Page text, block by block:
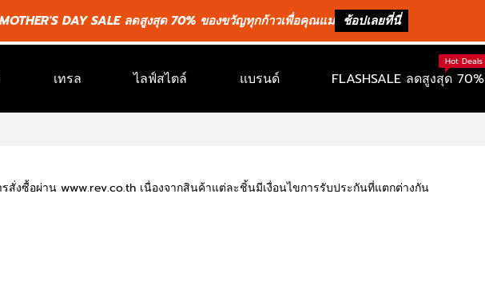
MOTHER'S DAY SALE ลดสูงสุด 70% ของขวัญทุกก้าวเพื่อคุณแม่ ช้อปเลยที่นี่
เทรล ไลฟ์สไตล์ แบรนด์ FLASHSALE ลดสูงสุด 70%
Hot Deals
งซื้อผ่าน www.rev.co.th เนื่องจากสินค้าแต่ละชิ้นมีเงื่อนไขการรับประกันที่แตกต่างกัน